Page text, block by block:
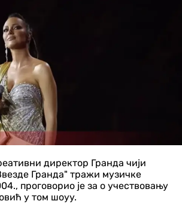
директор Гранда чији
Гранда" тражи музичке
проговорио је за о учествовању
у том шоуу.